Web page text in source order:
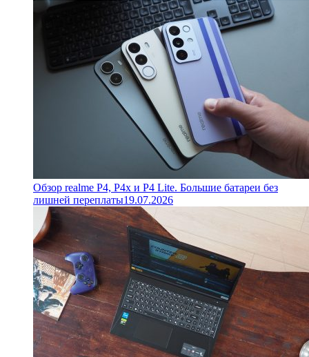
Обзор realme P4, P4x и P4 Lite. Большие батареи без
лишней переплаты19.07.2026